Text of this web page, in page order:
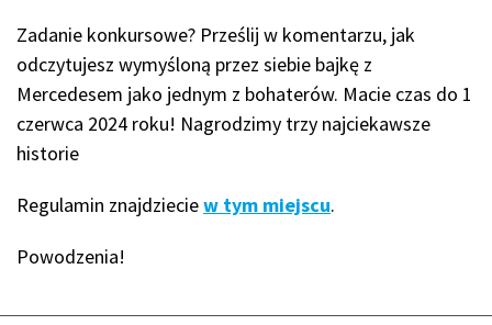
Zadanie konkursowe? Prześlij w komentarzu, jak
odczytujesz wymyśloną przez siebie bajkę z
Mercedesem jako jednym z bohaterów. Macie czas do 1
czerwca 2024 roku! Nagrodzimy trzy najciekawsze
historie
Regulamin znajdzieciew tym miejscu.
Powodzenia!